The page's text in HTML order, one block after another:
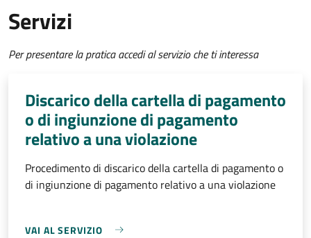
Servizi
Per presentare la pratica accedi al servizio che ti interessa
Discarico della cartella di pagamento
o di ingiunzione di pagamento
relativo a una violazione
Procedimento di discarico della cartella di pagamento o
di ingiunzione di pagamento relativo a una violazione
VAI AL SERVIZIO